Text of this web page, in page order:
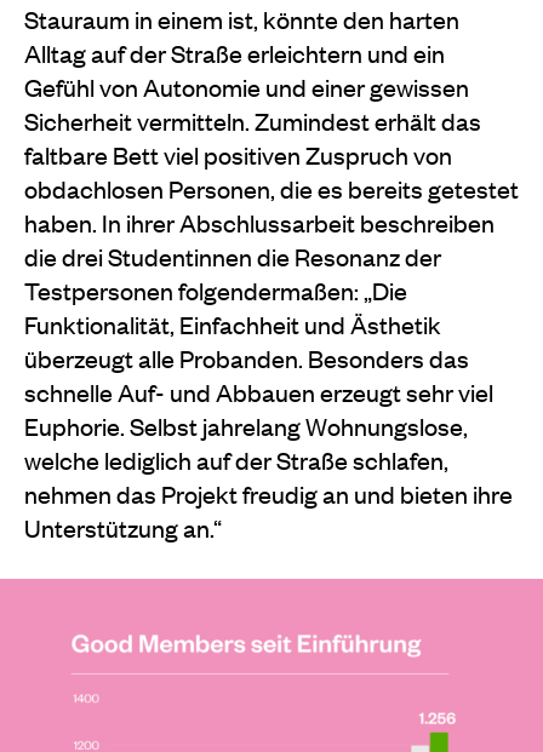
Stauraum in einem ist, könnte den harten
Alltag auf der Straße erleichtern und ein
Gefühl von Autonomie und einer gewissen
Sicherheit vermitteln. Zumindest erhält das
faltbare Bett viel positiven Zuspruch von
obdachlosen Personen, die es bereits getestet
haben. In ihrer Abschlussarbeit beschreiben
die drei Studentinnen die Resonanz der
Testpersonen folgendermaßen: „Die
Funktionalität, Einfachheit und Ästhetik
überzeugt alle Probanden. Besonders das
schnelle Auf- und Abbauen erzeugt sehr viel
Euphorie. Selbst jahrelang Wohnungslose,
welche lediglich auf der Straße schlafen,
nehmen das Projekt freudig an und bieten ihre
Unterstützung an.“